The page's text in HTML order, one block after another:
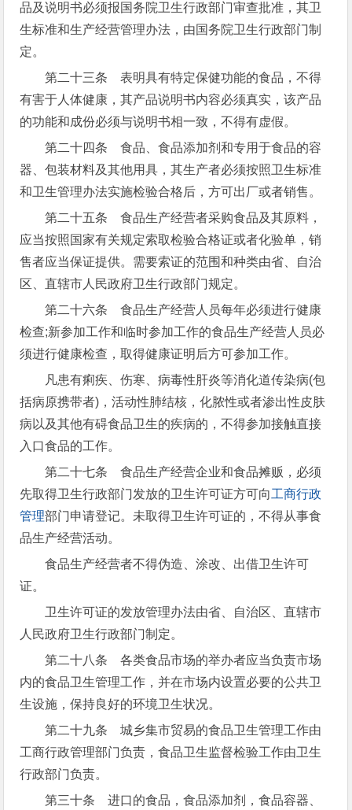
品及说明书必须报国务院卫生行政部门审查批准，其卫
生标准和生产经营管理办法，由国务院卫生行政部门制
定。
第二十三条 表明具有特定保健功能的食品，不得
有害于人体健康，其产品说明书内容必须真实，该产品
的功能和成份必须与说明书相一致，不得有虚假。
第二十四条 食品、食品添加剂和专用于食品的容
器、包装材料及其他用具，其生产者必须按照卫生标准
和卫生管理办法实施检验合格后，方可出厂或者销售。
第二十五条 食品生产经营者采购食品及其原料，
应当按照国家有关规定索取检验合格证或者化验单，销
售者应当保证提供。需要索证的范围和种类由省、自治
区、直辖市人民政府卫生行政部门规定。
第二十六条 食品生产经营人员每年必须进行健康
检查;新参加工作和临时参加工作的食品生产经营人员必
须进行健康检查，取得健康证明后方可参加工作。
凡患有痢疾、伤寒、病毒性肝炎等消化道传染病(包
括病原携带者)，活动性肺结核，化脓性或者渗出性皮肤
病以及其他有碍食品卫生的疾病的，不得参加接触直接
入口食品的工作。
第二十七条 食品生产经营企业和食品摊贩，必须
先取得卫生行政部门发放的卫生许可证方可向工商行政
管理部门申请登记。未取得卫生许可证的，不得从事食
品生产经营活动。
食品生产经营者不得伪造、涂改、出借卫生许可
证。
卫生许可证的发放管理办法由省、自治区、直辖市
人民政府卫生行政部门制定。
第二十八条 各类食品市场的举办者应当负责市场
内的食品卫生管理工作，并在市场内设置必要的公共卫
生设施，保持良好的环境卫生状况。
第二十九条 城乡集市贸易的食品卫生管理工作由
工商行政管理部门负责，食品卫生监督检验工作由卫生
行政部门负责。
第三十条 进口的食品，食品添加剂，食品容器、